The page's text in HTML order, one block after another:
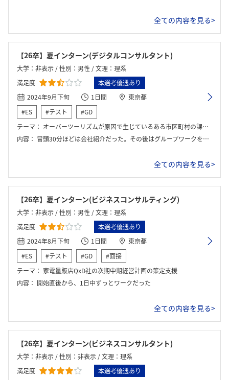
全ての内容を見る>
【26卒】夏インターン(デジタルコンサルタント)
大学：非表示 / 性別：男性 / 文理：理系
満足度
本選考優遇あり
2024年9月下旬
1日間
東京都
#ES
#テスト
#GD
テーマ： オーバーツーリズムが原因で生じているある市区町村の課題解決ワーク
内容： 冒頭30分ほどは会社紹介だった。その後はグループワークを行った。 グループには選考官兼メンターの人もおり、質問すればアドバイスをいただくことが可能であった。ワーク終了後は他のグループと合同で提案内容をプレゼンした。その後は、メンターの人と1対1で話す機会が用意されていた。
全ての内容を見る>
【26卒】夏インターン(ビジネスコンサルティング)
大学：非表示 / 性別：男性 / 文理：理系
満足度
本選考優遇あり
2024年8月下旬
1日間
東京都
#ES
#テスト #GD
#面接
テーマ： 家電量販店QxD社の次期中期経営計画の策定支援
内容： 開始直後から、1日中ずっとワークだった
全ての内容を見る>
【26卒】夏インターン(ビジネスコンサルタント)
大学：非表示 / 性別：非表示 / 文理：理系
満足度
本選考優遇あり